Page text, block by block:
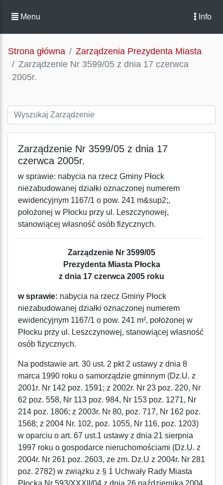
Menu Info
Strona główna
Zarządzenia Prezydenta Miasta
Zarządzenie Nr 3599/05 z dnia 17 czerwca
2005r.
Zarządzenie Nr 3599/05 z dnia 17
czerwca 2005r.
w sprawie: nabycia na rzecz Gminy Płock
niezabudowanej działki oznaczonej numerem
ewidencyjnym 1167/1 o pow. 241 m&sup2;,
położonej w Płocku przy ul. Leszczynowej,
stanowiącej własność osób fizycznych.
Zarządzenie Nr 3599/05
Prezydenta Miasta Płocka
z dnia 17 czerwca 2005 roku
w sprawie: nabycia na rzecz Gminy Płock
niezabudowanej działki oznaczonej numerem
ewidencyjnym 1167/1 o pow. 241 m², położonej w
Płocku przy ul. Leszczynowej, stanowiącej własność
osób fizycznych.
Na podstawie art. 30 ust. 2 pkt 2 ustawy z dnia 8
marca 1990 roku o samorządzie gminnym (Dz.U. z
2001r. Nr 142 poz. 1591; z 2002r. Nr 23 poz. 220, Nr
62 poz. 558, Nr 113 poz. 984, Nr 153 poz. 1271, Nr
214 poz. 1806; z 2003r. Nr 80, poz. 717, Nr 162 poz.
1568; z 2004 Nr. 102, poz. 1055, Nr 116, poz. 1203)
w oparciu o art. 67 ust.1 ustawy z dnia 21 sierpnia
1997 roku o gospodarce nieruchomościami (Dz.U. z
2004r. Nr 261 poz. 2603, ze zm. Dz.U z 2004r. Nr 281
poz. 2782) w związku z § 1 Uchwały Rady Miasta
Płocka Nr 593/XXXII/04 z dnia 26 października 2004